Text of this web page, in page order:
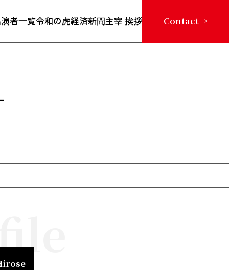
者一覧令和の虎経済新聞主宰 挨拶 Contact